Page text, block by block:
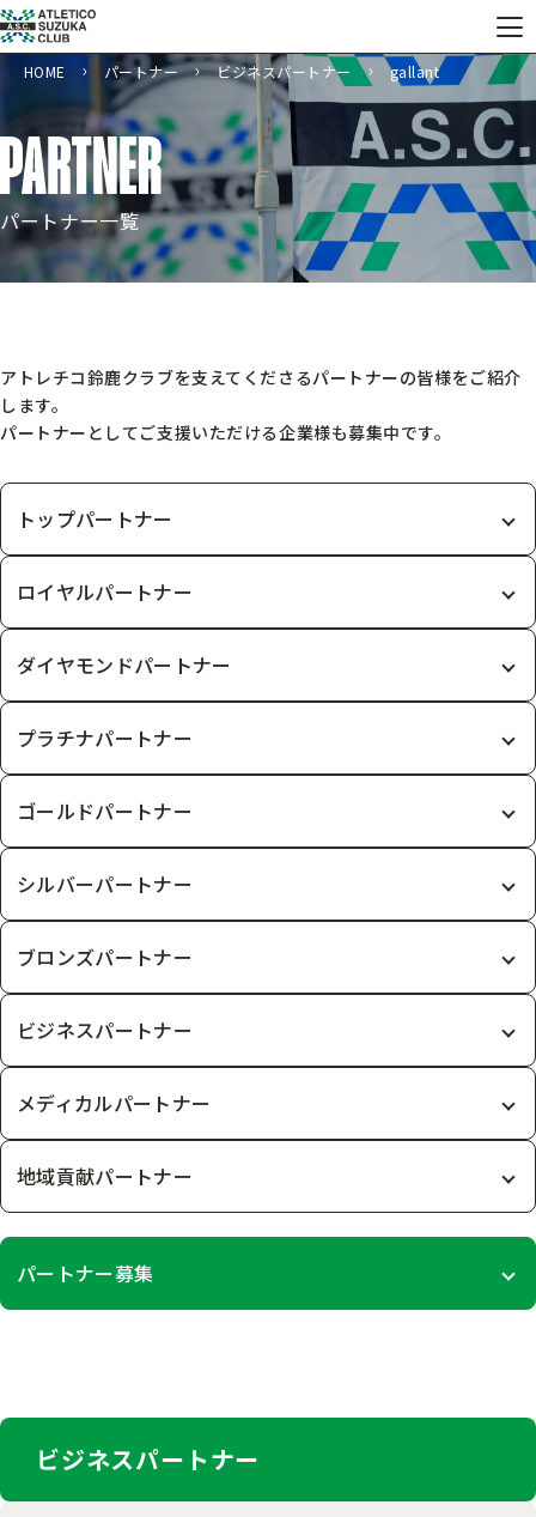
HOME パートナー ビジネスパートナー gallant
パートナー一覧
アトレチコ鈴鹿クラブを支えてくださるパートナーの皆様をご紹介
します。
パートナーとしてご支援いただける企業様も募集中です。
トップパートナー
ロイヤルパートナー
ダイヤモンドパートナー
プラチナパートナー
ゴールドパートナー
シルバーパートナー
ブロンズパートナー
ビジネスパートナー
メディカルパートナー
地域貢献パートナー
パートナー募集
ビジネスパートナー